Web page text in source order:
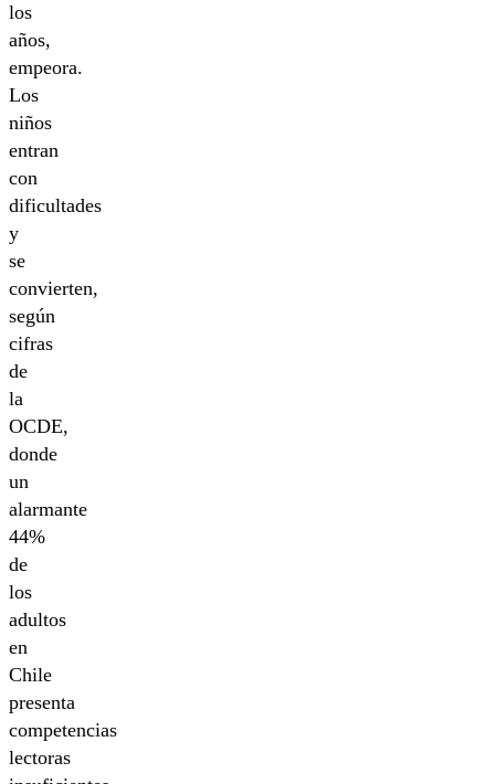
los
años,
empeora.
Los
niños
entran
con
dificultades
y
se
convierten,
según
cifras
de
la
OCDE,
donde
un
alarmante
44%
de
los
adultos
en
Chile
presenta
competencias
lectoras